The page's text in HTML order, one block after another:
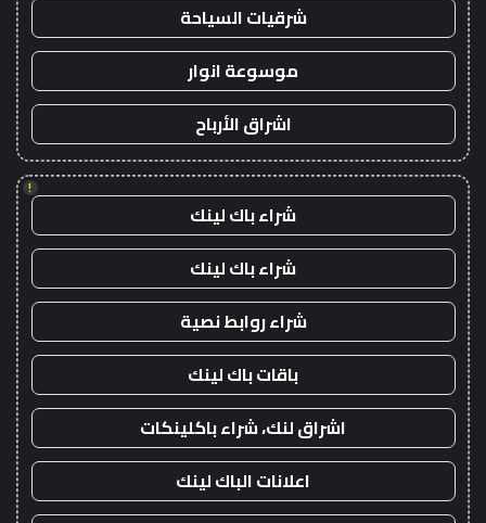
شرقيات السياحة
موسوعة انوار
اشراق الأرباح
!
شراء باك لينك
شراء باك لينك
شراء روابط نصية
باقات باك لينك
اشراق لنك، شراء باكلينكات
اعلانات الباك لينك